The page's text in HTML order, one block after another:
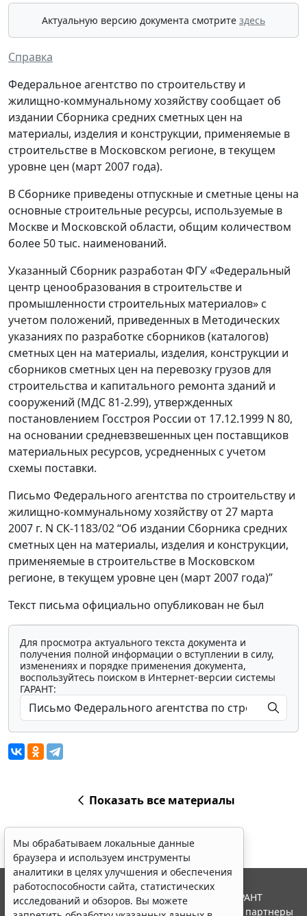
Актуальную версию документа смотрите здесь
Справка
Федеральное агентство по строительству и
жилищно-коммунальному хозяйству сообщает об
издании Сборника средних сметных цен на
материалы, изделия и конструкции, применяемые в
строительстве в Московском регионе, в текущем
уровне цен (март 2007 года).
В Сборнике приведены отпускные и сметные цены на
основные строительные ресурсы, используемые в
Москве и Московской области, общим количеством
более 50 тыс. наименований.
Указанный Сборник разработан ФГУ «Федеральный
центр ценообразования в строительстве и
промышленности строительных материалов» с
учетом положений, приведенных в Методических
указаниях по разработке сборников (каталогов)
сметных цен на материалы, изделия, конструкции и
сборников сметных цен на перевозку грузов для
строительства и капитального ремонта зданий и
сооружений (МДС 81-2.99), утвержденных
постановлением Госстроя России от 17.12.1999 N 80,
на основании средневзвешенных цен поставщиков
материальных ресурсов, усредненных с учетом
схемы поставки.
Письмо Федерального агентства по строительству и
жилищно-коммунальному хозяйству от 27 марта
2007 г. N СК-1183/02 “Об издании Сборника средних
сметных цен на материалы, изделия и конструкции,
применяемые в строительстве в Московском
регионе, в текущем уровне цен (март 2007 года)”
Текст письма официально опубликован не был
Для просмотра актуального текста документа и
получения полной информации о вступлении в силу,
изменениях и порядке применения документа,
воспользуйтесь поиском в Интернет-версии системы
ГАРАНТ:
Показать все материалы
Мы обрабатываем локальные данные
браузера и используем инструменты
аналитики в целях улучшения и обеспечения
работоспособности сайта, статистических
исследований и обзоров. Вы можете
© ООО "НПП "ГАРАНТ-СЕРВИС", 2026. Система ГАРАНТ
выпускается с 1990 года. Компания "Гарант" и ее партнеры